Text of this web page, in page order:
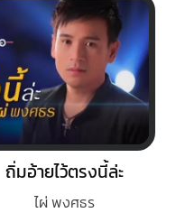
ถิ่มอ้ายไว้ตรงนี้ล่ะ
ไผ่ พงศธร